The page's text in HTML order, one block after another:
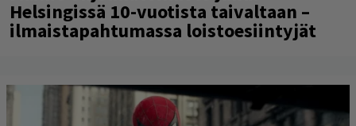
Helsingissä 10-vuotista taivaltaan –
ilmaistapahtumassa loistoesiintyjät